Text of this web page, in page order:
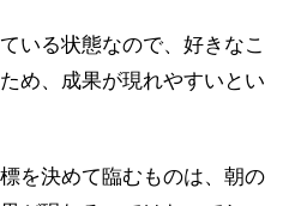
いる状態なので、好きなこ
め、成果が現れやすいとい
を決めて臨むものは、朝の